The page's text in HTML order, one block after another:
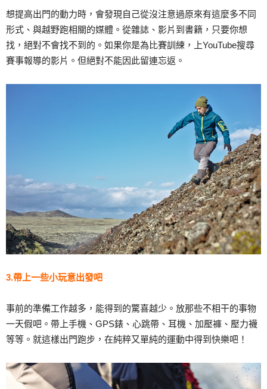
想提高出門的動力時，會發現自己從沒注意過原來有這麼多不同
形式、與越野跑相關的媒體。從雜誌、影片到書籍，只要你想
找，絕對不會找不到的。如果你是為比賽訓練，上YouTube搜尋
賽事報導的影片。但絕對不能因此留連忘返。
3.帶上一些小玩意出發吧
事前的準備工作越多，能得到的驚喜越少。放那些不相干的事物
一天假吧。帶上手機、GPS錶、心跳帶、耳機、加壓褲、壓力襪
等等。就這樣出門跑步，在純粹又單純的運動中得到快樂吧！